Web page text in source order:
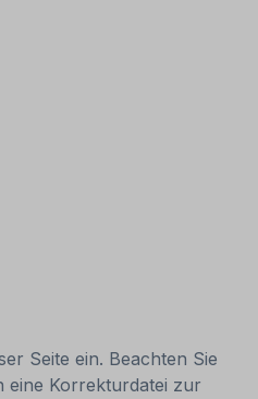
Seite ein. Beachten Sie
eine Korrekturdatei zur